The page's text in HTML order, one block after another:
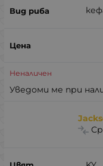
Неналичен
Уведоми ме при